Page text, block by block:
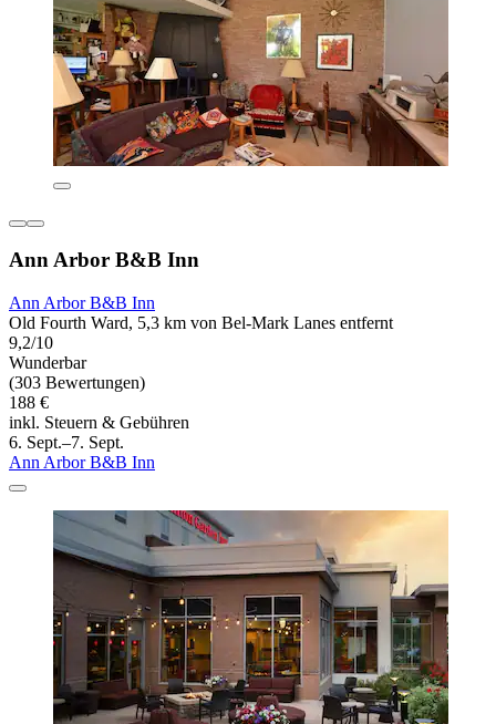
Ann Arbor B&B Inn
Ann Arbor B&B Inn
Old Fourth Ward, 5,3 km von Bel-Mark Lanes entfernt
9,2/10
Wunderbar
(303 Bewertungen)
188 €
inkl. Steuern & Gebühren
6. Sept.–7. Sept.
Ann Arbor B&B Inn